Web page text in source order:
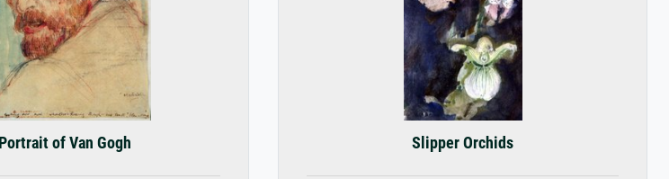
Portrait of Van Gogh Slipper Orchids